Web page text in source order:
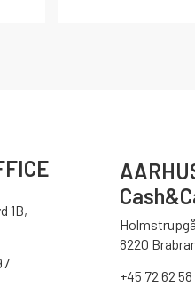
1B,
8220
+45 72 62